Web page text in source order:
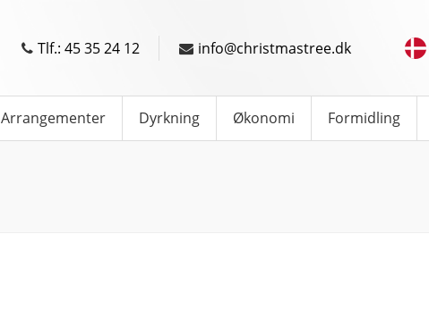
Tlf.: 45 35 24 12 info@christmastree.dk
Arrangementer Dyrkning Økonomi Formidling